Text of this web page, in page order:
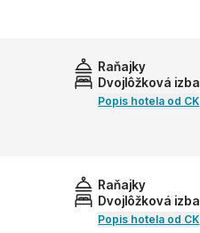
Raňajky
Dvojlôžková izba
Popis hotela od CK
Raňajky
Dvojlôžková izba
Popis hotela od CK